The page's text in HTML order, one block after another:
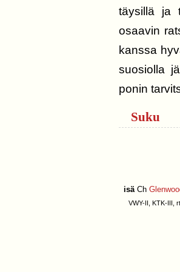
täysillä ja
osaavin
kanssa
suosiolla
ponin
Suku
isä Ch
VWY-II, KTK-III,